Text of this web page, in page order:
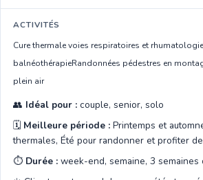
ACTIVITÉS
Cure thermale voies respiratoires et rhumatologie
balnéothérapieRandonnées pédestres en
plein air
👥 Idéal pour : couple, senior, solo
🗓️ Meilleure période : Printemps et
thermales, Été pour randonner et profiter
⏱️ Durée : week-end, semaine, 3 semaines